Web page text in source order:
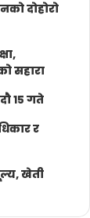
दोहोरो
सहारा
१५ गते
र
खेती